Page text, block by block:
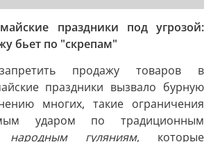
праздники под угрозой:
бьет по "скрепам"
продажу товаров в
праздники вызвало бурную
многих, такие ограничения
ударом по традиционным
народным гуляниям, которые